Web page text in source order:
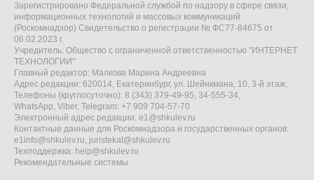
Зарегистрировано Федеральной службой по надзору в сфере связи,
информационных технологий и массовых коммуникаций
(Роскомнадзор) Свидетельство о регистрации № ФС77-84675 от
06.02.2023 г.
Учредитель: Общество с ограниченной ответственностью "ИНТЕРНЕТ
ТЕХНОЛОГИИ"
Главный редактор: Малкова Марина Андреевна
Адрес редакции: 620014, Екатеринбург, ул. Шейнкмана, 10, 3-й этаж,
Телефоны (круглосуточно): 8 (343) 379-49-95, 34-555-34,
WhatsApp, Viber, Telegram: +7 909 704-57-70
Электронный адрес редакции: e1@shkulev.ru
Контактные данные для Роскомнадзора и государственных органов:
e1info@shkulev.ru, juristekat@shkulev.ru
Техподдержка: help@shkulev.ru
Рекомендательные системы